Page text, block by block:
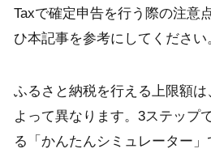
Taxで確定申告を行う際の注意
ひ本記事を参考にしてください
ふるさと納税を行える上限額
よって異なります。3ステップ
る「かんたんシミュレーター